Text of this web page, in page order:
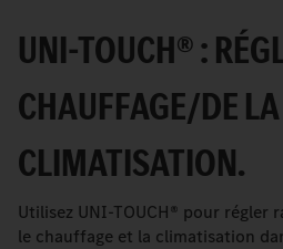
UNI-TOUCH® :
CHAUFFAGE/DE LA
CLIMATISATION.
Utilisez UNI-TOUCH® pour régler
le chauffage et la climatisation